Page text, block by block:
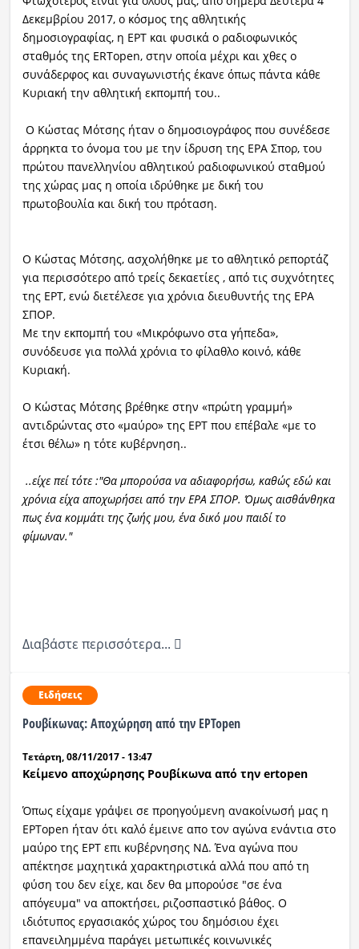
Δεκεμβρίου 2017, ο κόσμος της αθλητικής
δημοσιογραφίας, η ΕΡΤ και φυσικά ο ραδιοφωνικός
σταθμός της ERTopen, στην οποία μέχρι και χθες ο
συνάδερφος και συναγωνιστής έκανε όπως πάντα κάθε
Κυριακή την αθλητική εκπομπή του..
O Κώστας Μότσης ήταν ο δημοσιογράφος που συνέδεσε
άρρηκτα το όνομα του με την ίδρυση της ΕΡΑ Σπορ, του
πρώτου πανελληνίου αθλητικού ραδιοφωνικού σταθμού
της χώρας μαςη οποία ιδρύθηκε με δική του
πρωτοβουλία και δική του πρόταση.
Ο Κώστας Μότσης, ασχολήθηκε με το αθλητικό ρεπορτάζ
για περισσότερο από τρείς δεκαετίες , από τις συχνότητες
της ΕΡΤ, ενώ διετέλεσε για χρόνια διευθυντής της ΕΡΑ
ΣΠΟΡ.
Με την εκπομπή του «Μικρόφωνο στα γήπεδα»,
συνόδευσε για πολλά χρόνια το φίλαθλο κοινό, κάθε
Κυριακή.
Ο Κώστας Μότσης βρέθηκε στην «πρώτη γραμμή»
αντιδρώντας στο «μαύρο» της ΕΡΤ που επέβαλε «με το
έτσι θέλω» η τότε κυβέρνηση..
..είχε πεί τότε :"Θα μπορούσα να αδιαφορήσω, καθώς εδώ και
χρόνια είχα αποχωρήσει από την ΕΡΑ ΣΠΟΡ. Όμως αισθάνθηκα
πως ένα κομμάτι της ζωής μου, ένα δικό μου παιδί το
φίμωναν."
Διαβάστε περισσότερα...
Ειδήσεις
Ρουβίκωνας: Αποχώρηση από την ΕΡΤοpen
Τετάρτη, 08/11/2017 - 13:47
Κείμενο αποχώρησης Ρουβίκωνα από την ertopen
Όπως είχαμε γράψει σε προηγούμενη ανακοίνωσή μας η
ΕΡΤopen ήταν ότι καλό έμεινε απο τον αγώνα ενάντια στο
μαύρο της ΕΡΤ επι κυβέρνησης ΝΔ. Ένα αγώνα που
απέκτησε μαχητικά χαρακτηριστικά αλλά που από τη
φύση του δεν είχε, και δεν θα μπορούσε "σε ένα
απόγευμα" να αποκτήσει, ριζοσπαστικό βάθος. Ο
ιδιότυπος εργασιακός χώρος του δημόσιου έχει
επανειλημμένα παράγει μετωπικές κοινωνικές